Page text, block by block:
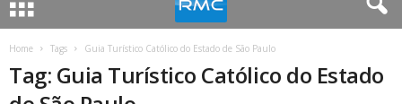
Home Tags Guia Turístico Católico do Estado de São Paulo
Tag: Guia Turístico Católico do Estado